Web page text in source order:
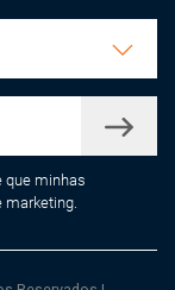
que minhas
marketing.